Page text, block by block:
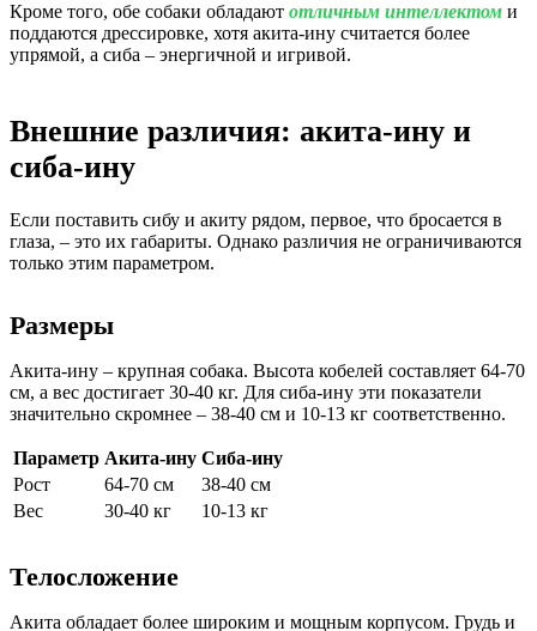
Кроме того, обе собаки обладают отличным интеллектом и
поддаются дрессировке, хотя акита-ину считается более
упрямой, а сиба – энергичной и игривой.
Внешние различия: акита-ину и
сиба-ину
Если поставить сибу и акиту рядом, первое, что бросается в
глаза, – это их габариты. Однако различия не ограничиваются
только этим параметром.
Размеры
Акита-ину – крупная собака. Высота кобелей составляет 64-70
см, а вес достигает 30-40 кг. Для сиба-ину эти показатели
значительно скромнее – 38-40 см и 10-13 кг соответственно.
Параметр Акита-ину Сиба-ину
Рост
64-70 см
38-40 см
Вес
30-40 кг 10-13 кг
Телосложение
Акита обладает более широким и мощным корпусом. Грудь и